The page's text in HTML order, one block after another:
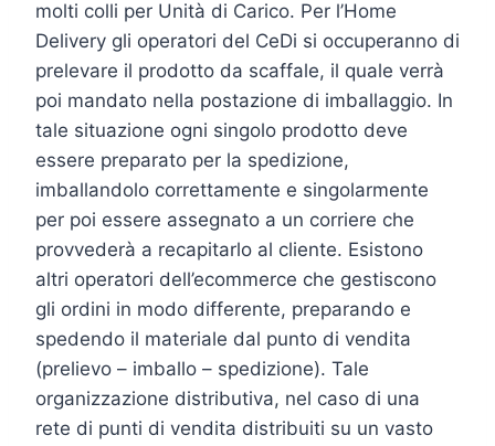
molti colli per Unità di Carico. Per l’Home
Delivery gli operatori del CeDi si occuperanno di
prelevare il prodotto da scaffale, il quale verrà
poi mandato nella postazione di imballaggio. In
tale situazione ogni singolo prodotto deve
essere preparato per la spedizione,
imballandolo correttamente e singolarmente
per poi essere assegnato a un corriere che
provvederà a recapitarlo al cliente. Esistono
altri operatori dell’ecommerce che gestiscono
gli ordini in modo differente, preparando e
spedendo il materiale dal punto di vendita
(prelievo – imballo – spedizione). Tale
organizzazione distributiva, nel caso di una
rete di punti di vendita distribuiti su un vasto